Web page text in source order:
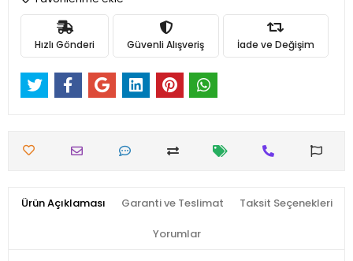
Hızlı Gönderi Güvenli Alışveriş İade ve Değişim
Ürün Açıklaması Garanti ve Teslimat Taksit Seçenekleri
Yorumlar